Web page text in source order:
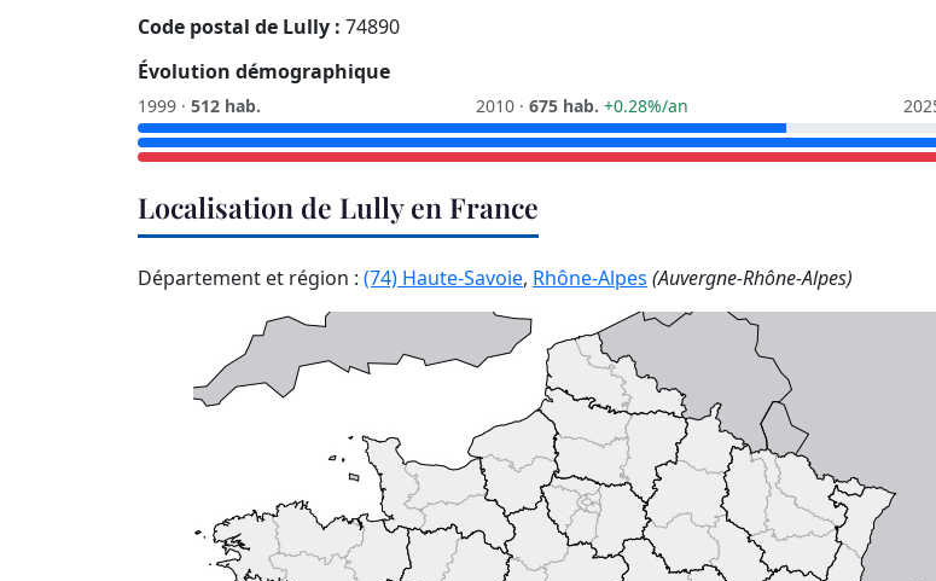
Code postal de Lully : 74890
Évolution démographique
1999 · 512 hab. 2010 · 675 hab. +0.28%/an
Localisation de Lully en France
Département et région : (74) Haute-Savoie, Rhône-Alpes (Auvergne-Rhône-Alpes)